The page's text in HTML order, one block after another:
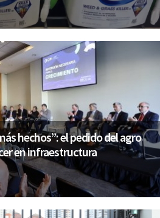
hechos”: el pedido del agro
en infraestructura